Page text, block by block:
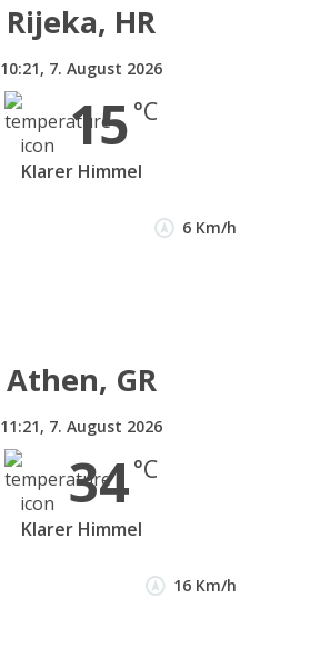
Rijeka, HR
10:21, 7. August 2026
15 °C
Klarer Himmel
6 Km/h
Athen, GR
11:21, 7. August 2026
34°C
Klarer Himmel
16 Km/h